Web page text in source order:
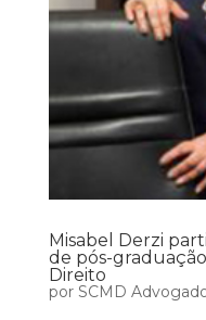
Misabel Derzi
de pós-
Direito
por SCMD